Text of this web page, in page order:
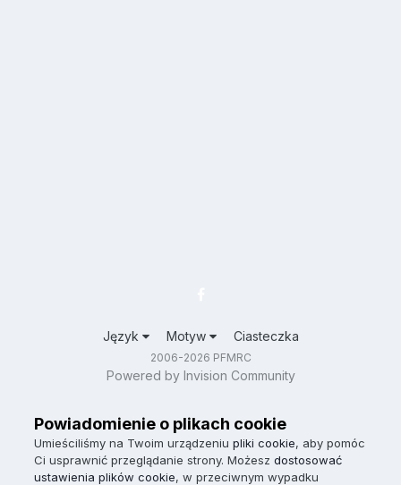
Język Motyw Ciasteczka
2006-2026 PFMRC
Powered by Invision Community
Powiadomienie o plikach cookie
Umieściliśmy na Twoim urządzeniu pliki cookie, aby pomóc
Ci usprawnić przeglądanie strony. Możesz dostosować
ustawienia plików cookie, w przeciwnym wypadku